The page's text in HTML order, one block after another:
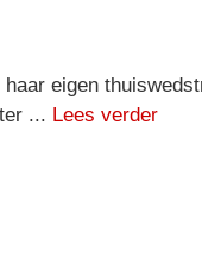
eigen
... Lees verder